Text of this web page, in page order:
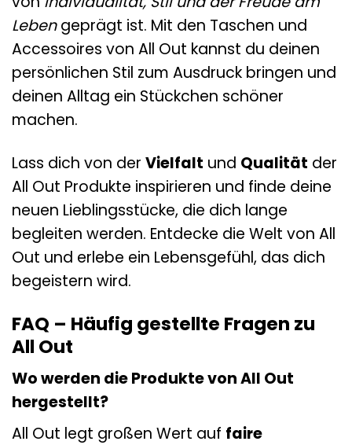
Lebengeprägt ist. Mit den Taschen und
Accessoires von All Out kannst du deinen
persönlichen Stil zum Ausdruck bringen und
deinen Alltag ein Stückchen schöner
machen.
Lass dich von der Vielfalt und Qualität der
All Out Produkte inspirieren und finde deine
neuen Lieblingsstücke, die dich lange
begleiten werden. Entdecke die Welt von All
Out und erlebe ein Lebensgefühl, das dich
begeistern wird.
FAQ – Häufig gestellte Fragen zu
All Out
Wo werden die Produkte von All Out
hergestellt?
All Out legt großen Wert auf faire